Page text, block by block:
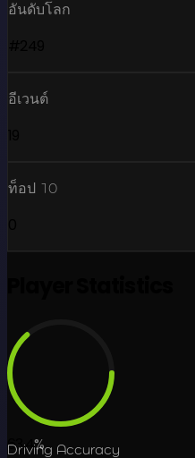
อันดับโลก
อีเวนต์
ท็อป 10
63.4%
Driving Accuracy